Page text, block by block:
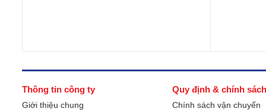
Thông tin công ty
Giới thiệu chung
Quy định & chính sách
Chính sách vận chuyển